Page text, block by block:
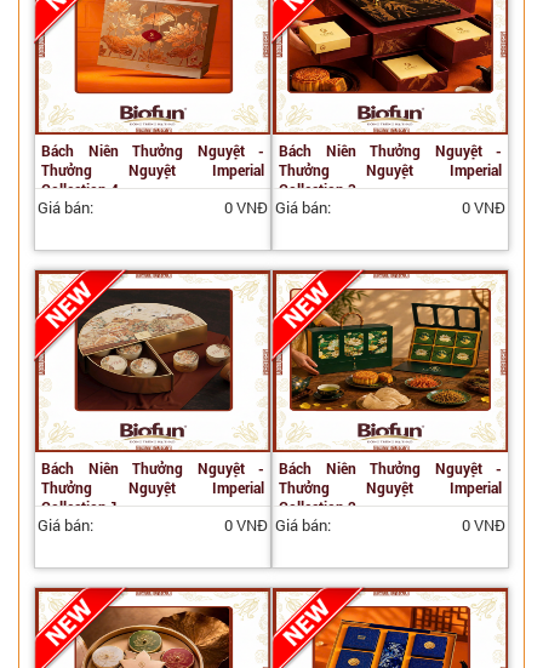
Bách Niên Thưởng Nguyệt -
Thưởng Nguyệt Imperial
Collection 4
Giá bán: 0 VNĐ
Bách Niên Thưởng Nguyệt -
Thưởng Nguyệt Imperial
Collection 3
Giá bán: 0 VNĐ
Bách Niên Thưởng Nguyệt -
Thưởng Nguyệt Imperial
Collection 1
Giá bán: 0 VNĐ
Bách Niên Thưởng Nguyệt -
Thưởng Nguyệt Imperial
Collection 2
Giá bán: 0 VNĐ